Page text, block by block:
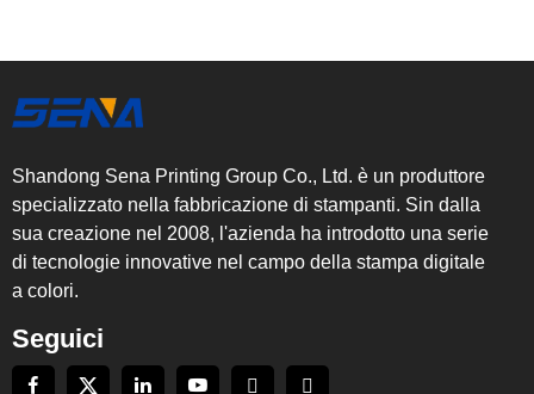
Shandong Sena Printing Group Co., Ltd. è un produttore
specializzato nella fabbricazione di stampanti. Sin dalla
sua creazione nel 2008, l'azienda ha introdotto una serie
di tecnologie innovative nel campo della stampa digitale
a colori.
Seguici